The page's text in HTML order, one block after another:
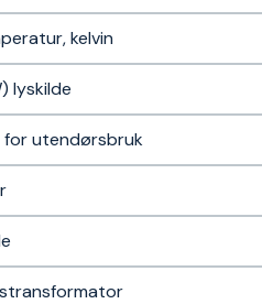
kelvin
lyskilde
for utendørsbruk